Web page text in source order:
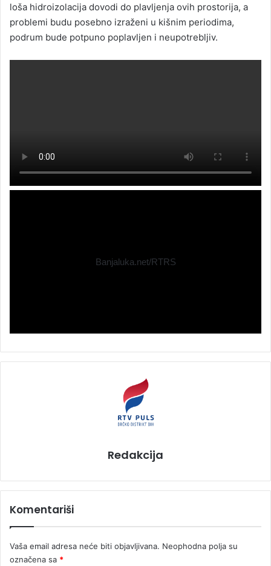
loša hidroizolacija dovodi do plavljenja ovih prostorija, a
problemi budu posebno izraženi u kišnim periodima,
podrum bude potpuno poplavljen i neupotrebljiv.
Banjaluka.net/RTRS
Redakcija
Komentariši
Vaša email adresa neće biti objavljivana. Neophodna polja su
označena sa *